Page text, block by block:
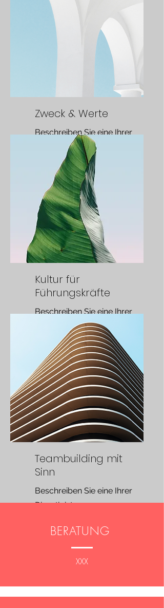
Zweck & Werte
Beschreiben Sie eine Ihrer
Dienstleistungen
Kultur für
Führungskräfte
Beschreiben Sie eine Ihrer
Dienstleistungen
Teambuilding mit
Sinn
Beschreiben Sie eine Ihrer
Dienstleistungen
BERATUNG
XXX